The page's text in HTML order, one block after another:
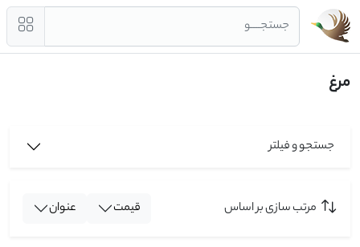
جستجــــو
مرغ
جستجو و فیلتر
مرتب سازی بر اساس قیمت عنوان